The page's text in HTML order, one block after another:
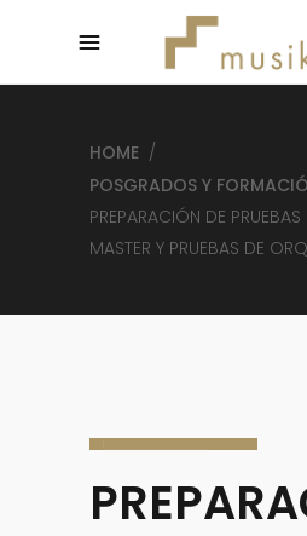
HOME /
POSGRADOS Y
PREPARACIÓN DE
MASTER Y PRUEBAS DE